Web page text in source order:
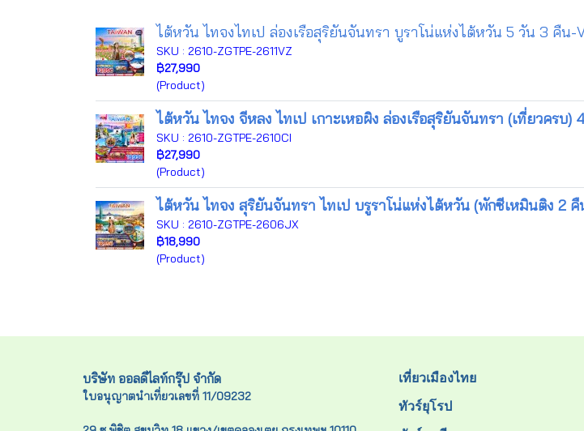
ไต้หวัน ไทจงไทเป ล่องเรือสุริยันจันทรา บูราโน่แห่งไต้หวัน 5 วัน 3 คืน-
SKU : 2610-ZGTPE-2611VZ
฿27,990
(Product)
ไต้หวัน ไทจง จีหลง ไทเป เกาะเหอผิง ล่องเรือสุริยันจันทรา (เที่ยวครบ)
SKU : 2610-ZGTPE-2610CI
฿27,990
(Product)
ไต้หวัน ไทจง สุริยันจันทรา ไทเป บรูราโน่แห่งไต้หวัน (พักซีเหมินติง 2
SKU : 2610-ZGTPE-2606JX
฿18,990
(Product)
บริษัท ออลดีไลท์กรุ๊ป จำกัด
ใบอนุญาตนำเที่ยวเลขที่ 11/09232
เที่ยวเมืองไทย
ทัวร์ยุโรป